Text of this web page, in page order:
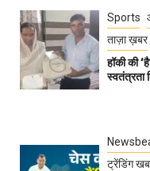
Sports
ताज़ा ख़बर
हॉकी की
स्वतंत्रता
ट्रेंडिंग